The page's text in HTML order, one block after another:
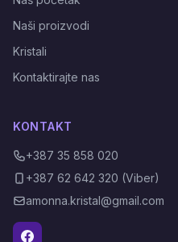
Naši proizvodi
Kristali
Kontaktirajte nas
KONTAKT
+387 35 858 020
+387 62 642 320 (Viber)
amonna.kristal@gmail.com